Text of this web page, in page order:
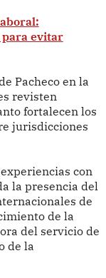
para evitar
Pacheco en la
revisten
fortalecen los
jurisdicciones
con
la presencia del
de
de la
del servicio de
de la